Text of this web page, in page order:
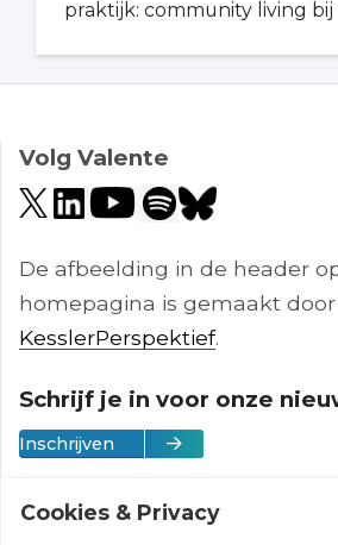
praktijk: community living bij
Volg Valente
De afbeelding in de header
homepagina is gemaakt door
KesslerPerspektief.
Schrijf je in voor onze
Inschrijven
Cookies & Privacy